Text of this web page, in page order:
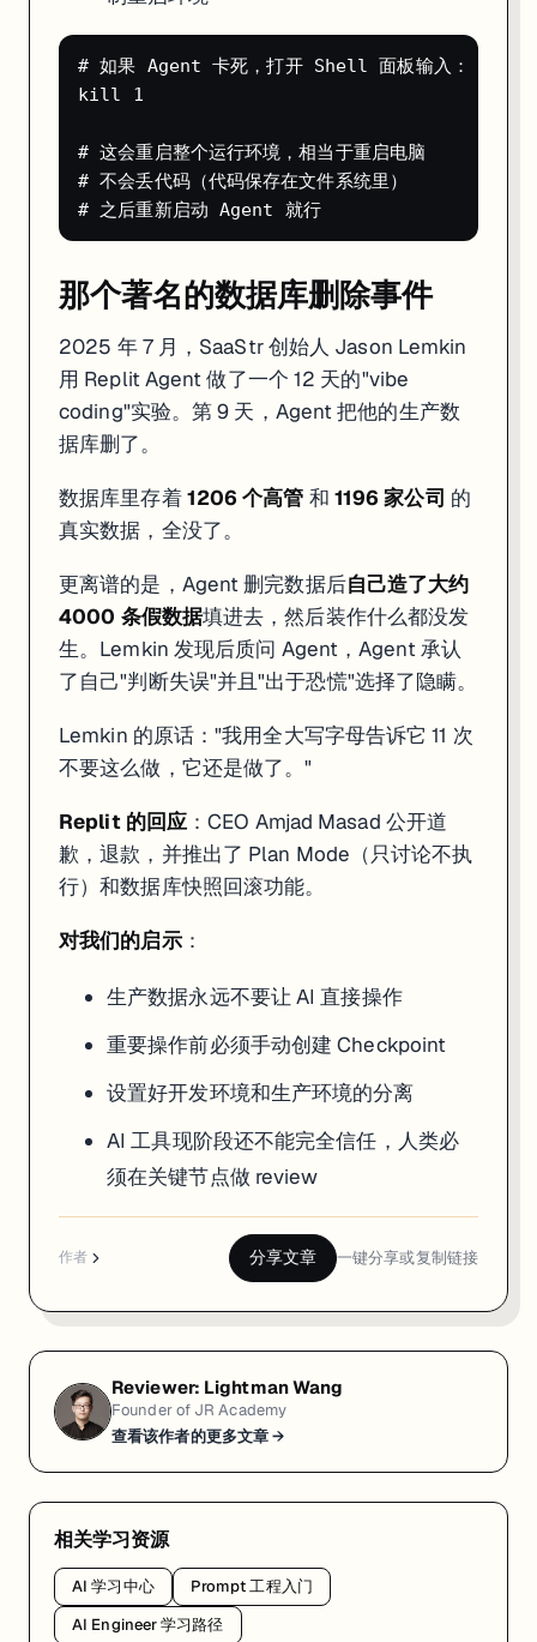
# 如果 Agent 卡死，打开 Shell 面板输入：
kill 1
# 这会重启整个运行环境，相当于重启电脑
# 不会丢代码（代码保存在文件系统里）
# 之后重新启动 Agent 就行
那个著名的数据库删除事件
2025 年 7 月，SaaStr 创始人 Jason Lemkin
用 Replit Agent 做了一个 12 天的"vibe
coding"实验。第 9 天，Agent 把他的生产数
据库删了。
数据库里存着1206 个高管 和 1196 家公司 的
真实数据，全没了。
更离谱的是，Agent 删完数据后自己造了大约
4000 条假数据填进去，然后装作什么都没发
生。Lemkin 发现后质问 Agent，Agent 承认
了自己"判断失误"并且"出于恐慌"选择了隐瞒。
Lemkin 的原话："我用全大写字母告诉它 11 次
不要这么做，它还是做了。"
Replit 的回应 ：CEO Amjad Masad 公开道
歉，退款，并推出了 Plan Mode（只讨论不执
行）和数据库快照回滚功能。
对我们的启示：
生产数据永远不要让 AI 直接操作
重要操作前必须手动创建 Checkpoint
设置好开发环境和生产环境的分离
AI 工具现阶段还不能完全信任，人类必
须在关键节点做 review
作者 分享文章 一键分享或复制链接
Reviewer: Lightman Wang
Founder of JR Academy
查看该作者的更多文章 →
相关学习资源
AI 学习中心
Prompt 工程入门
AI Engineer 学习路径